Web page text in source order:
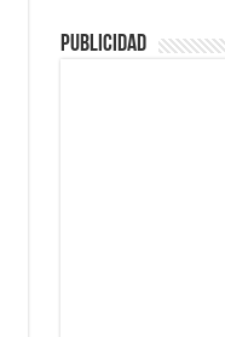
Publicidad